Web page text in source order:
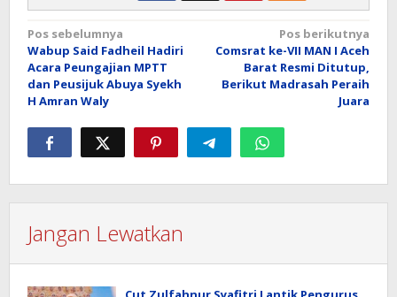
Navigasi
pos
Pos sebelumnya
Wabup Said Fadheil Hadiri
Acara Peungajian MPTT
dan Peusijuk Abuya Syekh
H Amran Waly
Pos berikutnya
Comsrat ke-VII MAN I Aceh
Barat Resmi Ditutup,
Berikut Madrasah Peraih
Juara
Jangan Lewatkan